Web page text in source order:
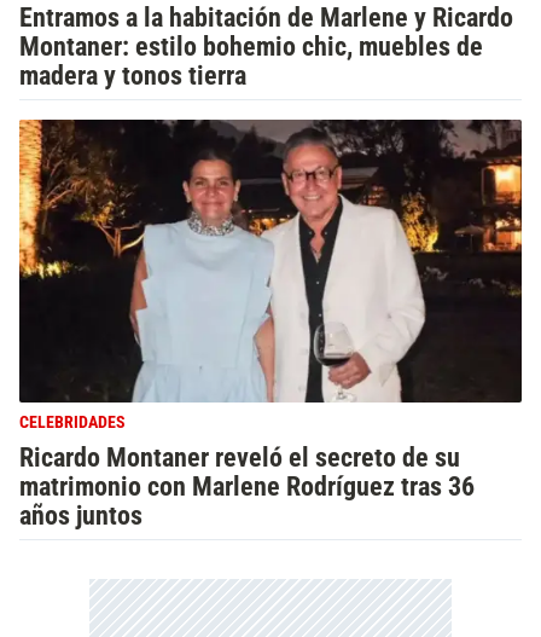
Entramos a la habitación de Marlene y Ricardo
Montaner: estilo bohemio chic, muebles de
madera y tonos tierra
CELEBRIDADES
Ricardo Montaner reveló el secreto de su
matrimonio con Marlene Rodríguez tras 36
años juntos